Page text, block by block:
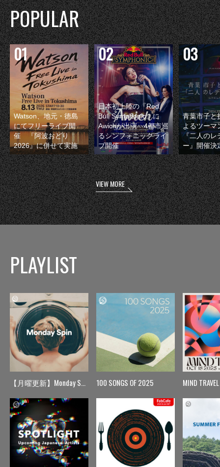
POPULAR
Watson、地元・徳島
にてフリーライブ開
催 『阿波おどり
2026』に併せて実施
日本初上陸の『Red
Bull Symphonic』に
Awichが出演 4都市巡
るシンフォニックライ
ブ開催
青葉市子と
よるツーマ
『二人のレ
ー』開催決
VIEW MORE
PLAYLIST
【月曜更新】Monday Spin 100 SONGS OF 2025 MIND TRAVEL